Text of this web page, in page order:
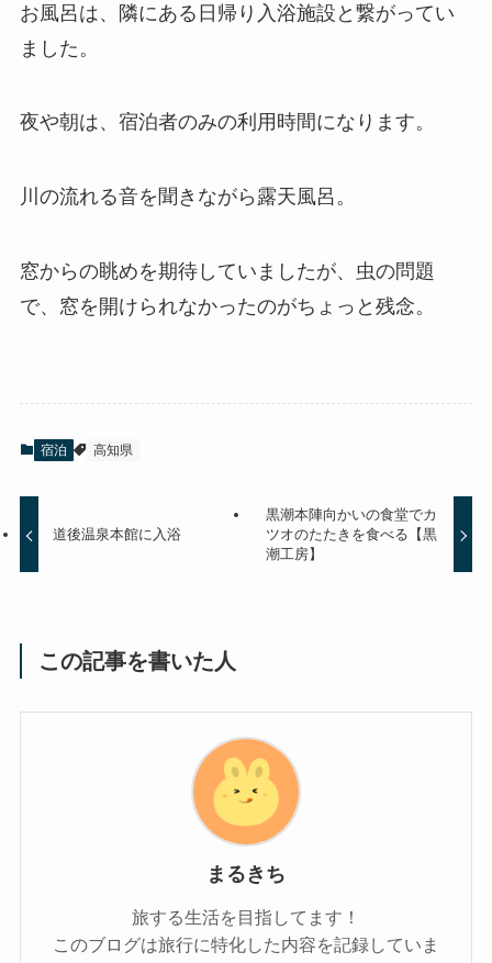
お風呂は、隣にある日帰り入浴施設と繋がってい
ました。
夜や朝は、宿泊者のみの利用時間になります。
川の流れる音を聞きながら露天風呂。
窓からの眺めを期待していましたが、虫の問題
で、窓を開けられなかったのがちょっと残念。
宿泊 高知県
道後温泉本館に入浴
黒潮本陣向かいの食堂でカ
ツオのたたきを食べる【黒
潮工房】
この記事を書いた人
まるきち
旅する生活を目指してます！
このブログは旅行に特化した内容を記録していま